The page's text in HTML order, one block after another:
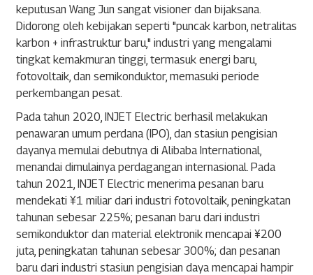
keputusan Wang Jun sangat visioner dan bijaksana.
Didorong oleh kebijakan seperti "puncak karbon, netralitas
karbon + infrastruktur baru," industri yang mengalami
tingkat kemakmuran tinggi, termasuk energi baru,
fotovoltaik, dan semikonduktor, memasuki periode
perkembangan pesat.
Pada tahun 2020, INJET Electric berhasil melakukan
penawaran umum perdana (IPO), dan stasiun pengisian
dayanya memulai debutnya di Alibaba International,
menandai dimulainya perdagangan internasional. Pada
tahun 2021, INJET Electric menerima pesanan baru
mendekati ¥1 miliar dari industri fotovoltaik, peningkatan
tahunan sebesar 225%; pesanan baru dari industri
semikonduktor dan material elektronik mencapai ¥200
juta, peningkatan tahunan sebesar 300%; dan pesanan
baru dari industri stasiun pengisian daya mencapai hampir